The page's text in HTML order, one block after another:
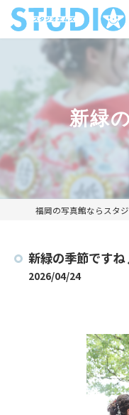
新緑
新緑の季節です
2026/04/24